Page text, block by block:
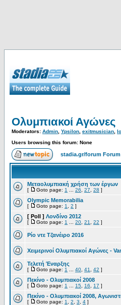
Ολυμπιακοί Αγώνες
Moderators: Admin Ypsilon exitmusician
Users browsing this forum: None
stadia.gr/forum
Μεταολυμπιακή χρήση των έργων
[ Goto page: 1 26 27 28 ]
Olympic Μemorabilia
[ Goto page: 1 2 ]
[ Poll ] Λονδίνο 2012
[ Goto page: 1 20 21 22 ]
Ρίο ντε Τζανέιρο 2016
Χειμερινοί Ολυμπιακοί Αγώνες -
Τελετή Έναρξης
[ Goto page: 1 40 41 42 ]
Πεκίνο - Ολυμπιακοί 2008
[ Goto page: 1 15 16 17 ]
Πεκίνο - Ολυμπιακοί 2008,
[ Goto page: 1 2 3 4 ]